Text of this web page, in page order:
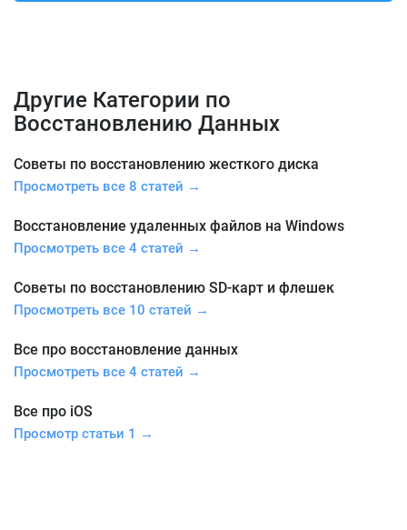
Другие Категории по
Восстановлению Данных
Советы по восстановлению жесткого диска
Просмотреть все 8 статей →
Восстановление удаленных файлов на Windows
Просмотреть все 4 статей →
Советы по восстановлению SD-карт и флешек
Просмотреть все 10 статей →
Все про восстановление данных
Просмотреть все 4 статей →
Все про iOS
Просмотр статьи 1 →